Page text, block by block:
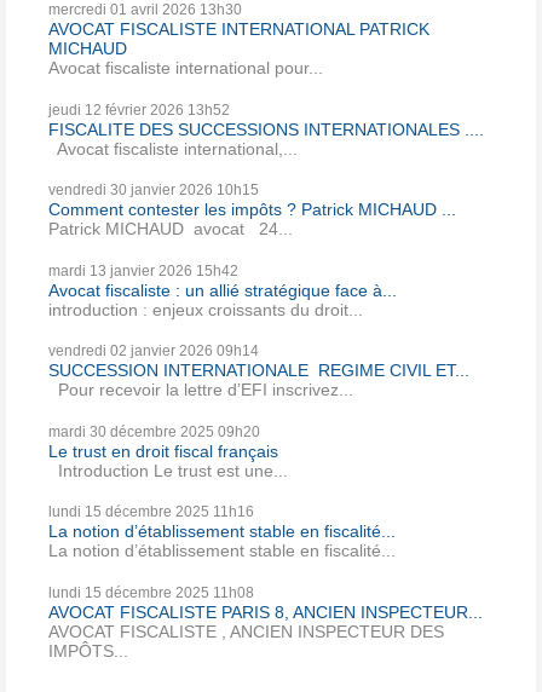
mercredi 01 avril 2026 13h30
AVOCAT FISCALISTE INTERNATIONAL PATRICK
MICHAUD
Avocat fiscaliste international pour...
jeudi 12 février 2026 13h52
FISCALITE DES SUCCESSIONS INTERNATIONALES ....
Avocat fiscaliste international,...
vendredi 30 janvier 2026 10h15
Comment contester les impôts ? Patrick MICHAUD ...
Patrick MICHAUD avocat 24...
mardi 13 janvier 2026 15h42
Avocat fiscaliste : un allié stratégique face à...
introduction : enjeux croissants du droit...
vendredi 02 janvier 2026 09h14
SUCCESSION INTERNATIONALE REGIME CIVIL ET...
Pour recevoir la lettre d’EFI inscrivez...
mardi 30 décembre 2025 09h20
Le trust en droit fiscal français
Introduction Le trust est une...
lundi 15 décembre 2025 11h16
La notion d’établissement stable en fiscalité...
La notion d’établissement stable en fiscalité...
lundi 15 décembre 2025 11h08
AVOCAT FISCALISTE PARIS 8, ANCIEN INSPECTEUR...
AVOCAT FISCALISTE , ANCIEN INSPECTEUR DES
IMPÔTS...